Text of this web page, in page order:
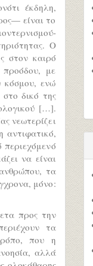
έκδηλη,
είναι το
Ο
στον καιρό
προόδου, με
κόσμου, ενώ
στο δικό της
[…].
νεωτερίζει
αντιφατικό,
να είναι
τα
μόνο:
προς την
τα
που η
αλλά